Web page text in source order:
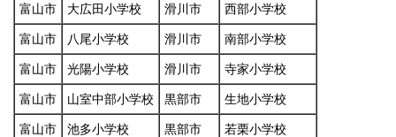
富山市 大広田小学校 滑川市 西部小学校
富山市 八尾小学校 滑川市 南部小学校
富山市 光陽小学校 滑川市 寺家小学校
富山市 山室中部小学校 黒部市 生地小学校
富山市 池多小学校 黒部市 若栗小学校